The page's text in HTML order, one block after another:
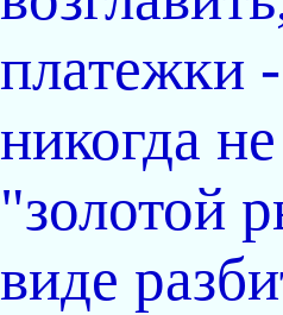
платежки
никогда
"золотой
виде